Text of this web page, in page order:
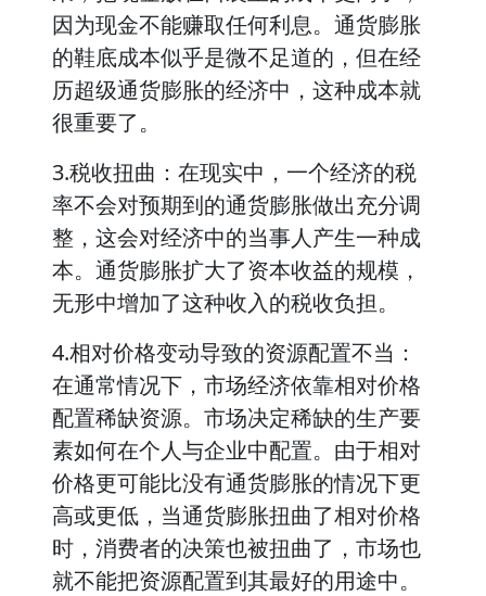
因为现金不能赚取任何利息。通货膨胀
的鞋底成本似乎是微不足道的，但在经
历超级通货膨胀的经济中，这种成本就
很重要了。
3.税收扭曲：在现实中，一个经济的税
率不会对预期到的通货膨胀做出充分调
整，这会对经济中的当事人产生一种成
本。通货膨胀扩大了资本收益的规模，
无形中增加了这种收入的税收负担。
4.相对价格变动导致的资源配置不当：
在通常情况下，市场经济依靠相对价格
配置稀缺资源。市场决定稀缺的生产要
素如何在个人与企业中配置。由于相对
价格更可能比没有通货膨胀的情况下更
高或更低，当通货膨胀扭曲了相对价格
时，消费者的决策也被扭曲了，市场也
就不能把资源配置到其最好的用途中。